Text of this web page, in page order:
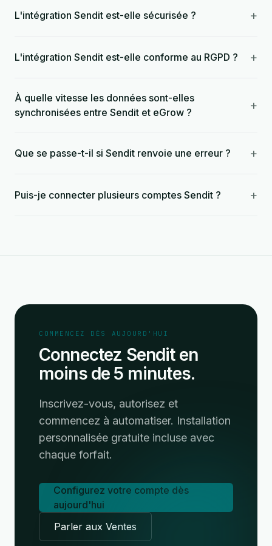
L'intégration Sendit est-elle sécurisée ? +
L'intégration Sendit est-elle conforme au RGPD ? +
À quelle vitesse les données sont-elles
synchronisées entre Sendit et eGrow ?
+
Que se passe-t-il si Sendit renvoie une erreur ? +
Puis-je connecter plusieurs comptes Sendit ? +
COMMENCEZ DÈS AUJOURD'HUI
Connectez Sendit en
moins de 5 minutes.
Inscrivez-vous, autorisez et
commencez à automatiser. Installation
personnalisée gratuite incluse avec
chaque forfait.
Configurez votre compte dès
aujourd'hui
Parler aux Ventes